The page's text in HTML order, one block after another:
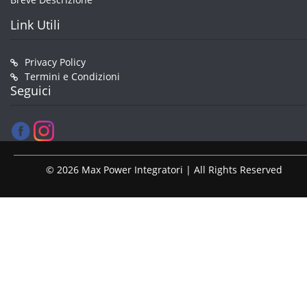
Link Utili
Privacy Policy
Termini e Condizioni
Seguici
© 2026 Max Power Integratori | All Rights Reserved